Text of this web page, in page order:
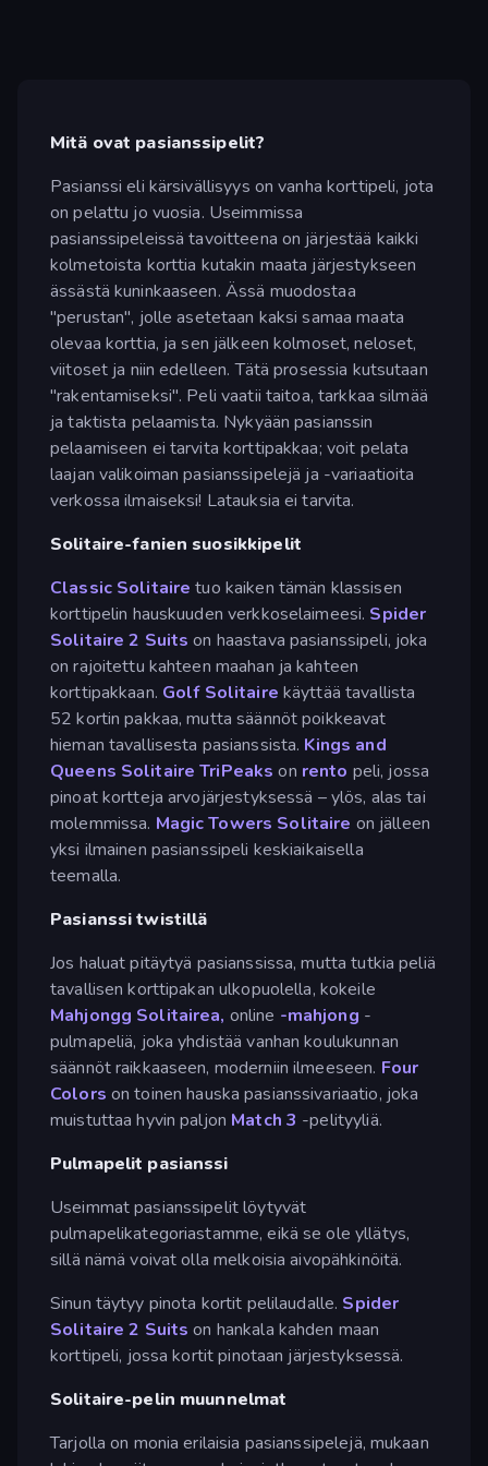
Mitä ovat pasianssipelit?
Pasianssi eli kärsivällisyys on vanha korttipeli, jota
on pelattu jo vuosia. Useimmissa
pasianssipeleissä tavoitteena on järjestää kaikki
kolmetoista korttia kutakin maata järjestykseen
ässästä kuninkaaseen. Ässä muodostaa
"perustan", jolle asetetaan kaksi samaa maata
olevaa korttia, ja sen jälkeen kolmoset, neloset,
viitoset ja niin edelleen. Tätä prosessia kutsutaan
"rakentamiseksi". Peli vaatii taitoa, tarkkaa silmää
ja taktista pelaamista. Nykyään pasianssin
pelaamiseen ei tarvita korttipakkaa; voit pelata
laajan valikoiman pasianssipelejä ja -variaatioita
verkossa ilmaiseksi! Latauksia ei tarvita.
Solitaire-fanien suosikkipelit
Classic Solitaire tuo kaiken tämän klassisen
korttipelin hauskuuden verkkoselaimeesi. Spider
Solitaire 2 Suits on haastava pasianssipeli, joka
on rajoitettu kahteen maahan ja kahteen
korttipakkaan. Golf Solitaire käyttää tavallista
52 kortin pakkaa, mutta säännöt poikkeavat
hieman tavallisesta pasianssista. Kings and
Queens Solitaire TriPeaks on rento peli, jossa
pinoat kortteja arvojärjestyksessä – ylös, alas tai
molemmissa. Magic Towers Solitaire on jälleen
yksi ilmainen pasianssipeli keskiaikaisella
teemalla.
Pasianssi twistillä
Jos haluat pitäytyä pasianssissa, mutta tutkia peliä
tavallisen korttipakan ulkopuolella, kokeile
Mahjongg Solitairea, online -mahjong -
pulmapeliä, joka yhdistää vanhan koulukunnan
säännöt raikkaaseen, moderniin ilmeeseen. Four
Colors on toinen hauska pasianssivariaatio, joka
muistuttaa hyvin paljon Match 3 -pelityyliä.
Pulmapelit pasianssi
Useimmat pasianssipelit löytyvät
pulmapelikategoriastamme, eikä se ole yllätys,
sillä nämä voivat olla melkoisia aivopähkinöitä.
Sinun täytyy pinota kortit pelilaudalle. Spider
Solitaire 2 Suits on hankala kahden maan
korttipeli, jossa kortit pinotaan järjestyksessä.
Solitaire-pelin muunnelmat
Tarjolla on monia erilaisia pasianssipelejä, mukaan